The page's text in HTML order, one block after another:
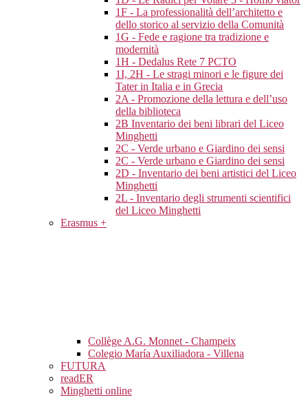
1F - La professionalità dell’architetto e
dello storico al servizio della Comunità
1G - Fede e ragione tra tradizione e
modernità
1H - Dedalus Rete 7 PCTO
1I, 2H - Le stragi minori e le figure dei
Tater in Italia e in Grecia
2A - Promozione della lettura e dell’uso
della biblioteca
2B Inventario dei beni librari del Liceo
Minghetti
2C - Verde urbano e Giardino dei sensi
2C - Verde urbano e Giardino dei sensi
2D - Inventario dei beni artistici del Liceo
Minghetti
2L - Inventario degli strumenti scientifici
del Liceo Minghetti
Erasmus +
Collège A.G. Monnet - Champeix
Colegio María Auxiliadora - Villena
FUTURA
readER
Minghetti online